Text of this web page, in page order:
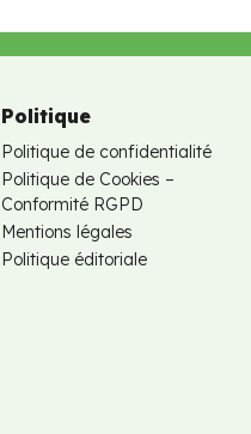
Politique
Politique de confidentialité
Politique de Cookies –
Conformité RGPD
Mentions légales
Politique éditoriale